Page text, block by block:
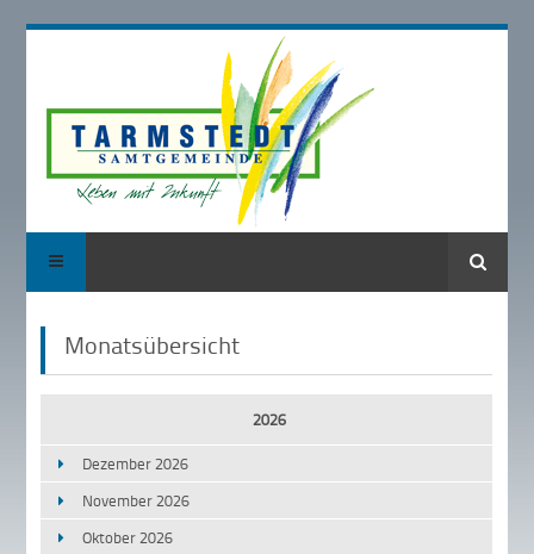
Suche
Monatsübersicht
2026
Dezember 2026
November 2026
Oktober 2026